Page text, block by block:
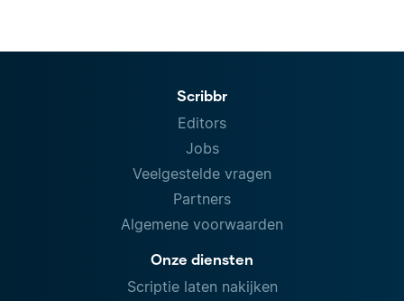
Scribbr
Editors
Jobs
Veelgestelde vragen
Partners
Algemene voorwaarden
Onze diensten
Scriptie laten nakijken